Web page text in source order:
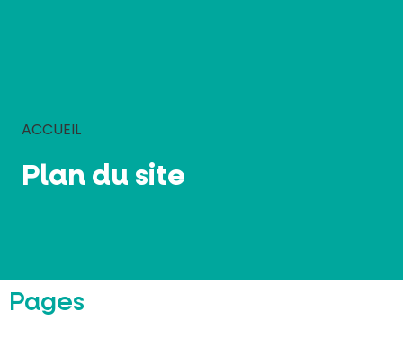
ACCUEIL
Plan du site
Pages